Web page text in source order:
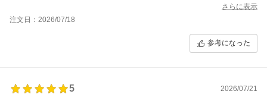
さらに表示
注文日：2026/07/18
参考になった
5
2026/07/21